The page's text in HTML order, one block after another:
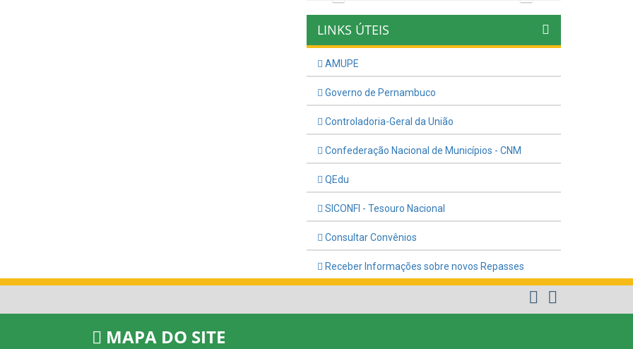
LINKS ÚTEIS
AMUPE
Governo de Pernambuco
Controladoria-Geral da União
Confederação Nacional de Municípios - CNM
QEdu
SICONFI - Tesouro Nacional
Consultar Convênios
Receber Informações sobre novos Repasses
MAPA DO SITE